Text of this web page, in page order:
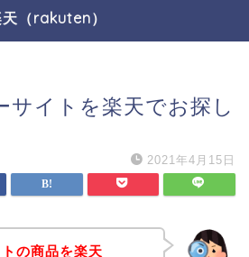
（rakuten）
サイトを楽天でお探し
2021年4月15日
の商品を楽天